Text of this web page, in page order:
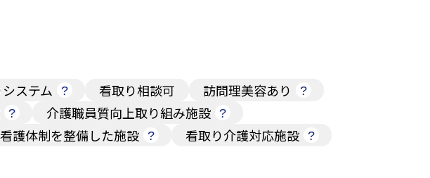
ステム 看取り相談可
訪問理美容あり
介護職員質向上取り組み施設
護体制を整備した施設
看取り介護対応施設